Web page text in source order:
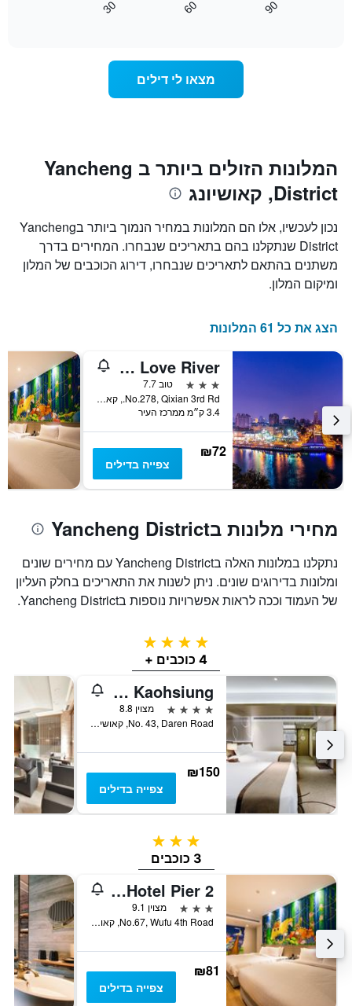
הממוצע
של
חדר
סוף
השבוע
זה
שנמצא
בימים
X
המציגים
את
מספר
הימים
שנותרו
עד
למועד
השהות
כולל
ציר
מחיר
הממוצע
של
חדר
90
60
30
מצאו לי דילים
המלונות הזולים ביותר ב Yancheng
District, קאושיונג
נכון לעכשיו, אלו הם המלונות במחיר הנמוך ביותר בYancheng
District שנתקלנו בהם בתאריכים שנבחרו. המחירים בדרך
משתנים בהתאם לתאריכים שנבחרו, דירוג הכוכבים של המלון
ומיקום המלון.
הצג את כל 61 המלונות
Check Inn Express Kaohsiung Love River
3 כוכבים
טוב 7.7
No.278, Qixian 3rd Rd., קאושיונג, טייוואן
3.4 ק״מ ממרכז העיר
₪72
צפייה בדילים
מחירי מלונות בYancheng District
נתקלנו במלונות האלה בYancheng District עם מחירים שונים
ומלונות בדירוגים שונים. ניתן לשנות את התאריכים בחלק העליון
של העמוד וככה לראות אפשרויות נוספות בYancheng District.
4 כוכבים
4 כוכבים +
Chateau De Chine Hotel Kaohsiung
4 כוכבים
מצוין 8.8
No. 43, Daren Road, קאושיונג, טייוואן
₪150
צפייה בדילים
3 כוכבים
3 כוכבים
Legend Hotel Pier 2
3 כוכבים
מצוין 9.1
No.67, Wufu 4th Road, קאושיונג, טייוואן
₪81
צפייה בדילים